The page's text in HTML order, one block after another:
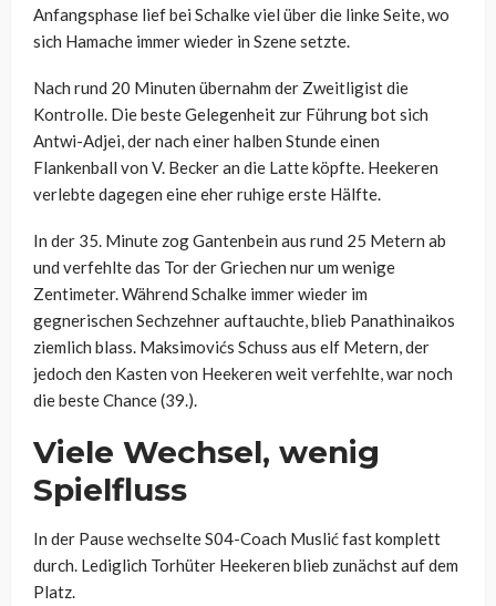
Anfangsphase lief bei Schalke viel über die linke Seite, wo
sich Hamache immer wieder in Szene setzte.
Nach rund 20 Minuten übernahm der Zweitligist die
Kontrolle. Die beste Gelegenheit zur Führung bot sich
Antwi-Adjei, der nach einer halben Stunde einen
Flankenball von V. Becker an die Latte köpfte. Heekeren
verlebte dagegen eine eher ruhige erste Hälfte.
In der 35. Minute zog Gantenbein aus rund 25 Metern ab
und verfehlte das Tor der Griechen nur um wenige
Zentimeter. Während Schalke immer wieder im
gegnerischen Sechzehner auftauchte, blieb Panathinaikos
ziemlich blass. Maksimovićs Schuss aus elf Metern, der
jedoch den Kasten von Heekeren weit verfehlte, war noch
die beste Chance (39.).
Viele Wechsel, wenig
Spielfluss
In der Pause wechselte S04-Coach Muslić fast komplett
durch. Lediglich Torhüter Heekeren blieb zunächst auf dem
Platz.